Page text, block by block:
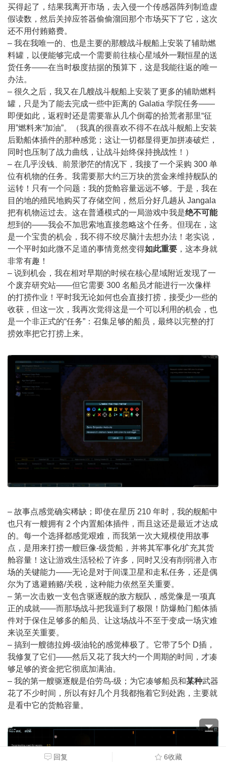
买得起了，结果我离开市场，去入侵一个传感器阵列制造虚
假读数，然后关掉应答器偷偷溜回那个市场买下了它，这次
还不用付贿赂费。
– 我在我唯一的、也是主要的那艘战斗舰船上安装了辅助燃
料罐，以便能够完成一个需要前往核心星域外一颗恒星的送
货任务——在当时极度拮据的预算下，这是我能往返的唯一
办法。
– 很久之后，我又在几艘战斗舰船上安装了更多的辅助燃料
罐，只是为了能去完成一些中距离的 Galatia 学院任务——
即便如此，返程时还是需要靠从几个倒霉的拾荒者那里“征
用”燃料来“加油”。（我真的很喜欢不得不在战斗舰船上安装
后勤船体插件的那种感觉；这让一切都显得更加拼凑破烂，
同时也压制了战力曲线，让战斗始终保持挑战性！）
– 在几乎没钱、前景渺茫的情况下，我接了一个采购 300 单
位有机物的任务。我需要那大约三万块的赏金来维持舰队的
运转！只有一个问题：我的货舱容量远远不够。于是，我在
目的地的殖民地购买了存储空间，然后分好几趟从 Jangala
把有机物运过去。这在普通模式的一局游戏中我是绝不可能
想到的——我会不加思索地直接忽略这个任务。但现在，这
是一个宝贵的机会，我不得不绞尽脑汁去想办法！老实说，
一个平时如此微不足道的事情竟然变得如此重要 ，这本身就
非常有趣！
– 说到机会，我在相对早期的时候在核心星域附近发现了一
个废弃研究站——但它需要 300 名船员才能进行一次像样
的打捞作业！平时我无论如何也会直接打捞，接受少一些的
收获，但这一次，我再次觉得这是一个可以利用的机会，也
是一个非正式的“任务”：召集足够的船员，最终以完整的打
捞效率把它打捞上来。
– 故事点感觉确实稀缺；即使在星历 210 年时，我的舰船中
也只有一艘拥有 2 个内置船体插件，而且这还是最近才达成
的。每一个选择都感觉艰难，而我第一次大规模使用故事
点，是用来打捞一艘巨像-级货船，并将其军事化/扩充其货
舱容量！这让游戏生活轻松了许多，同时又没有削弱潜入市
场的关键能力——无论是对于间谍卫星和走私任务，还是偶
尔为了逃避贿赂/关税，这种能力依然至关重要。
– 第一次击败一支包含驱逐舰的敌方舰队，感觉像是一项真
正的成就——而那场战斗把我逼到了极限！防爆舱门船体插
件对于保住足够多的船员、让这场战斗不至于变成一场灾难
来说至关重要。
– 搞到一艘德拉姆-级油轮的感觉棒极了。它带了5个 D插，
我修复了它们——然后又花了我大约一个周期的时间，才凑
够足够的资金把它彻底加满油。
– 我的第一艘驱逐舰是伯劳鸟-级；为它凑够船员和某种武器
花了不少时间，所以有好几个月我都拖着它到处跑，主要就
是看中它的货舱容量。
回复 6收藏